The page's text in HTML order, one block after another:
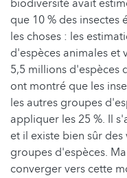
biodiversité avait
que 10 % des insectes
les choses : les
d'espèces animales et
5,5 millions d'espèces
ont montré que les
les autres groupes
appliquer les 25 %. Il
et il existe bien sûr
groupes d'espèces.
converger vers cette